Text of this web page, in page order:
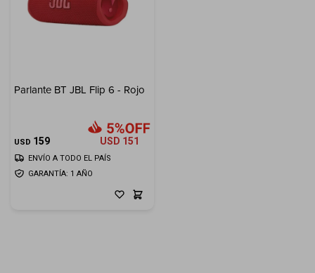
Parlante BT JBL Flip 6 - Rojo
USD 159 USD 151
GARANTÍA: 1 AÑO
ENVÍO A TODO EL PAÍS